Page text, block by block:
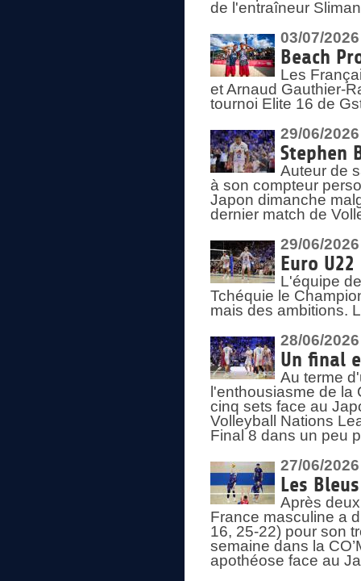
de l'entraîneur
03/07/2026
Beach
Les
et Arnaud Gauthier-
tournoi Elite 16 de
29/06/2026
Stephen
Auteur de
à son compteur
Japon dimanche
dernier match de
29/06/2026
Euro
L'équipe
Tchéquie le
mais des ambitions.
28/06/2026
Un final
Au terme
l'enthousiasme de
cinq sets face au
Volleyball Nations
Final 8 dans un peu
27/06/2026
Les
Après
France masculine a
16, 25-22) pour son
semaine dans la
apothéose face au